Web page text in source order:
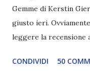
Gemme di Kerstin
giusto ieri.
leggere la recensione
Green sono state
CONDIVIDI 50